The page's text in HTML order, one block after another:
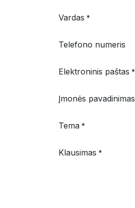
Vardas *
Telefono numeris
Elektroninis paštas *
Įmonės pavadinimas
Tema *
Klausimas *